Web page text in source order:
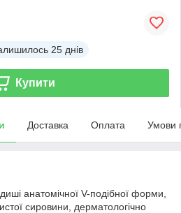
25 днів
Купити
Доставка Оплата Умови
анатомічної V-подібної форми,
сировини, дерматологічно